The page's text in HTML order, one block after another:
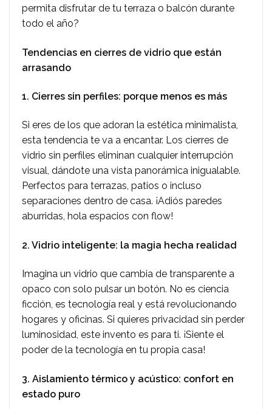
permita disfrutar de tu terraza o balcón durante
todo el año?
Tendencias en cierres de vidrio que están
arrasando
1. Cierres sin perfiles: porque menos es más
Si eres de los que adoran la estética minimalista,
esta tendencia te va a encantar. Los cierres de
vidrio sin perfiles eliminan cualquier interrupción
visual, dándote una vista panorámica inigualable.
Perfectos para terrazas, patios o incluso
separaciones dentro de casa. ¡Adiós paredes
aburridas, hola espacios con flow!
2. Vidrio inteligente: la magia hecha realidad
Imagina un vidrio que cambia de transparente a
opaco con solo pulsar un botón. No es ciencia
ficción, es tecnología real y está revolucionando
hogares y oficinas. Si quieres privacidad sin perder
luminosidad, este invento es para ti. ¡Siente el
poder de la tecnología en tu propia casa!
3. Aislamiento térmico y acústico: confort en
estado puro